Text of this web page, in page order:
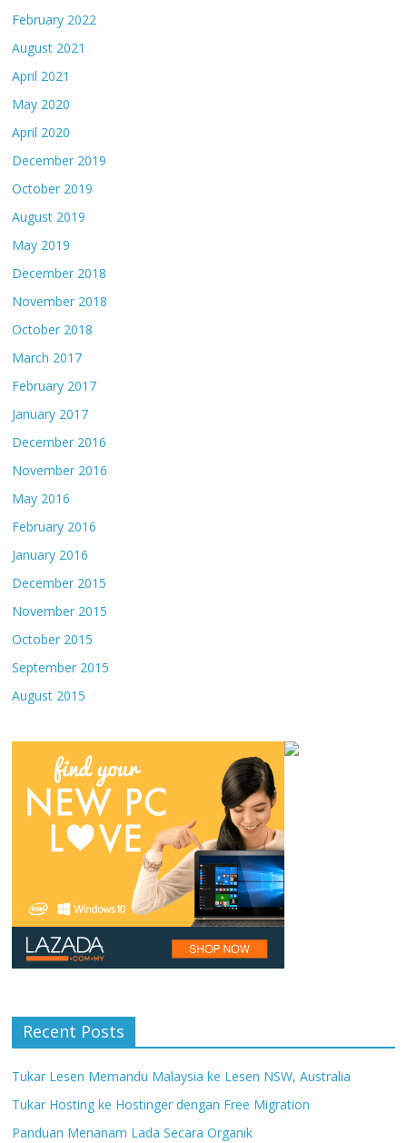
February 2022
August 2021
April 2021
May 2020
April 2020
December 2019
October 2019
August 2019
May 2019
December 2018
November 2018
October 2018
March 2017
February 2017
January 2017
December 2016
November 2016
May 2016
February 2016
January 2016
December 2015
November 2015
October 2015
September 2015
August 2015
Recent Posts
Tukar Lesen Memandu Malaysia ke Lesen NSW, Australia
Tukar Hosting ke Hostinger dengan Free Migration
Panduan Menanam Lada Secara Organik